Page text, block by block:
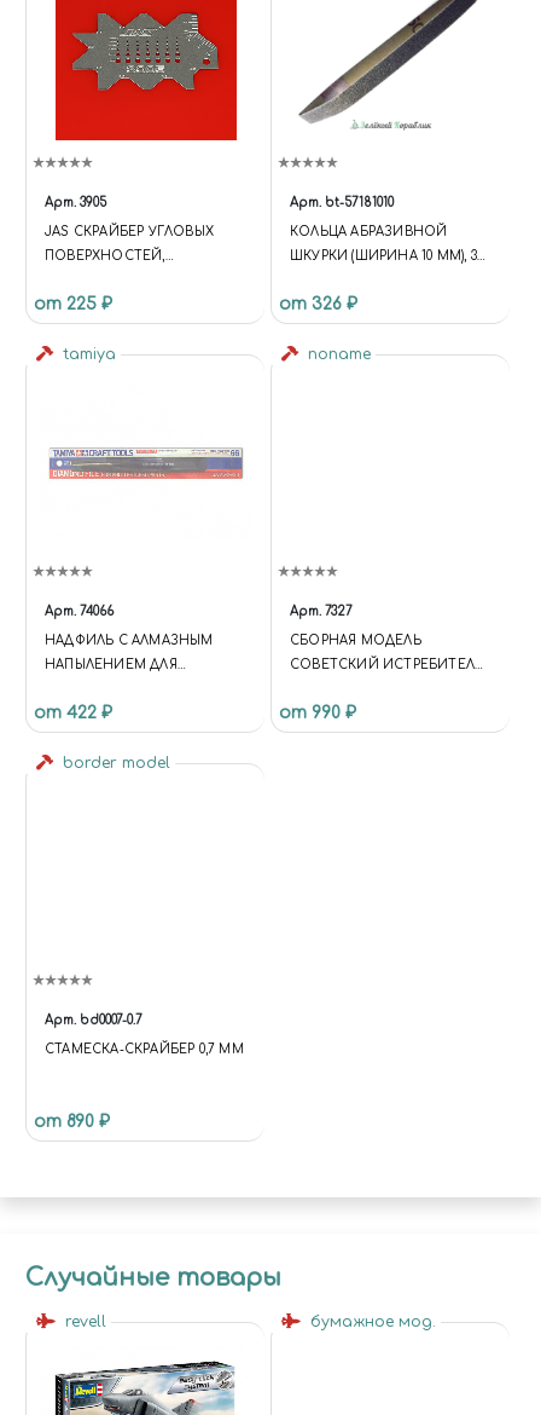
Арт. 3905
JAS СКРАЙБЕР УГЛОВЫХ
ПОВЕРХНОСТЕЙ,
БОЛТОВ И ГАЕК
от 225 ₽
Арт. bt-57181010
КОЛЬЦА АБРАЗИВНОЙ
ШКУРКИ (ШИРИНА 10 ММ), 3
от 326 ₽
tamiya
Арт. 74066
НАДФИЛЬ C АЛМАЗНЫМ
НАПЫЛЕНИЕМ ДЛЯ
ФОТОТРАВЛЕНЫХ ДЕТАЛЕЙ
от 422 ₽
noname
Арт. 7327
СБОРНАЯ МОДЕЛЬ
СОВЕТСКИЙ ИСТРЕБИТЕЛЬ
от 990 ₽
border model
Арт. bd0007-0.7
СТАМЕСКА-СКРАЙБЕР 0,7 ММ
от 890 ₽
Случайные товары
revell бумажное мод.